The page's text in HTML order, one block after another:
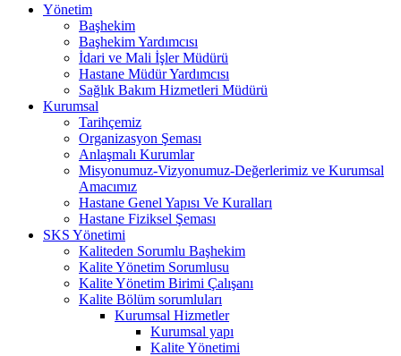
Yönetim
Başhekim
Başhekim Yardımcısı
İdari ve Mali İşler Müdürü
Hastane Müdür Yardımcısı
Sağlık Bakım Hizmetleri Müdürü
Kurumsal
Tarihçemiz
Organizasyon Şeması
Anlaşmalı Kurumlar
Misyonumuz-Vizyonumuz-Değerlerimiz ve Kurumsal
Amacımız
Hastane Genel Yapısı Ve Kuralları
Hastane Fiziksel Şeması
SKS Yönetimi
Kaliteden Sorumlu Başhekim
Kalite Yönetim Sorumlusu
Kalite Yönetim Birimi Çalışanı
Kalite Bölüm sorumluları
Kurumsal Hizmetler
Kurumsal yapı
Kalite Yönetimi